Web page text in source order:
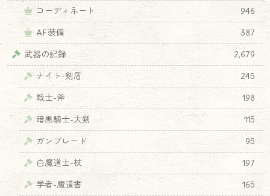
コーディネート
946
AF装備
387
武器の記録
2,679
ナイト-剣盾
245
戦士-斧
198
暗黒騎士-大剣
115
ガンブレード
95
白魔道士-杖
197
学者-魔道書
165